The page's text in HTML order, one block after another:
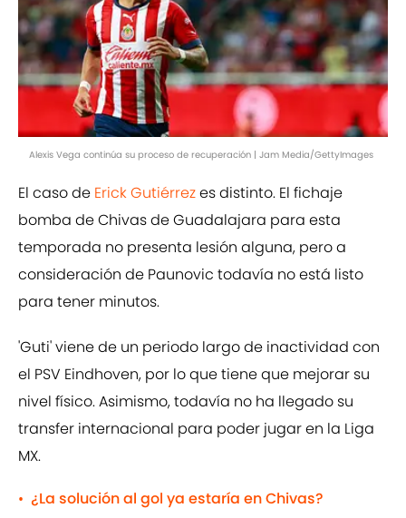
Alexis Vega continúa su proceso de recuperación | Jam Media/GettyImages
El caso de Erick Gutiérrezes distinto. El fichaje
bomba de Chivas de Guadalajara para esta
temporada no presenta lesión alguna, pero a
consideración de Paunovic todavía no está listo
para tener minutos.
'Guti' viene de un periodo largo de inactividad con
el PSV Eindhoven, por lo que tiene que mejorar su
nivel físico. Asimismo, todavía no ha llegado su
transfer internacional para poder jugar en la Liga
MX.
• ¿La solución al gol ya estaría en Chivas?